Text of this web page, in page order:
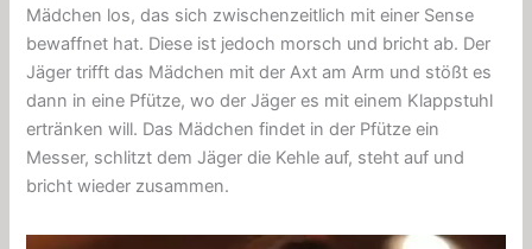
Mädchen los, das sich zwischenzeitlich mit einer Sense
bewaffnet hat. Diese ist jedoch morsch und bricht ab. Der
Jäger trifft das Mädchen mit der Axt am Arm und stößt es
dann in eine Pfütze, wo der Jäger es mit einem Klappstuhl
ertränken will. Das Mädchen findet in der Pfütze ein
Messer, schlitzt dem Jäger die Kehle auf, steht auf und
bricht wieder zusammen.